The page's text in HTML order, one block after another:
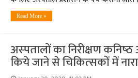
Read More »
अस्‍पतालों का निरीक्षण
किये जाने से चिकित्‍सकों में